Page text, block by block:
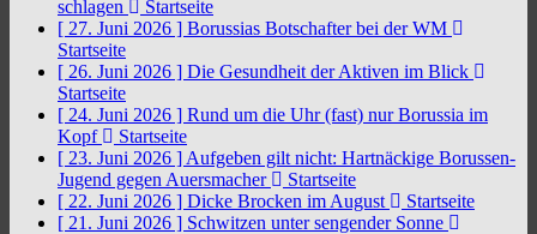
schlagen
Startseite
[ 27. Juni 2026 ] Borussias Botschafter bei der WM
Startseite
[ 26. Juni 2026 ] Die Gesundheit der Aktiven im Blick
Startseite
[ 24. Juni 2026 ] Rund um die Uhr (fast) nur Borussia im
Kopf
Startseite
[ 23. Juni 2026 ] Aufgeben gilt nicht: Hartnäckige Borussen-
Jugend gegen Auersmacher
Startseite
[ 22. Juni 2026 ] Dicke Brocken im August
Startseite
[ 21. Juni 2026 ] Schwitzen unter sengender Sonne